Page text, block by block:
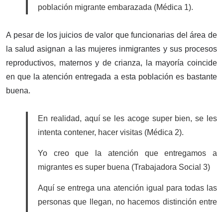
población migrante embarazada (Médica 1).
A pesar de los juicios de valor que funcionarias del área de
la salud asignan a las mujeres inmigrantes y sus procesos
reproductivos, maternos y de crianza, la mayoría coincide
en que la atención entregada a esta población es bastante
buena.
En realidad, aquí se les acoge super bien, se les
intenta contener, hacer visitas (Médica 2).
Yo creo que la atención que entregamos a
migrantes es super buena (Trabajadora Social 3)
Aquí se entrega una atención igual para todas las
personas que llegan, no hacemos distinción entre